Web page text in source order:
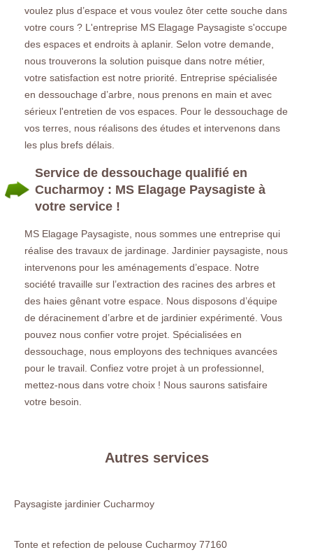
voulez plus d’espace et vous voulez ôter cette souche dans
votre cours ? L'entreprise MS Elagage Paysagiste s'occupe
des espaces et endroits à aplanir. Selon votre demande,
nous trouverons la solution puisque dans notre métier,
votre satisfaction est notre priorité. Entreprise spécialisée
en dessouchage d’arbre, nous prenons en main et avec
sérieux l'entretien de vos espaces. Pour le dessouchage de
vos terres, nous réalisons des études et intervenons dans
les plus brefs délais.
Service de dessouchage qualifié en
Cucharmoy : MS Elagage Paysagiste à
votre service !
MS Elagage Paysagiste, nous sommes une entreprise qui
réalise des travaux de jardinage. Jardinier paysagiste, nous
intervenons pour les aménagements d’espace. Notre
société travaille sur l’extraction des racines des arbres et
des haies gênant votre espace. Nous disposons d’équipe
de déracinement d’arbre et de jardinier expérimenté. Vous
pouvez nous confier votre projet. Spécialisées en
dessouchage, nous employons des techniques avancées
pour le travail. Confiez votre projet à un professionnel,
mettez-nous dans votre choix ! Nous saurons satisfaire
votre besoin.
Autres services
Paysagiste jardinier Cucharmoy
Tonte et refection de pelouse Cucharmoy 77160